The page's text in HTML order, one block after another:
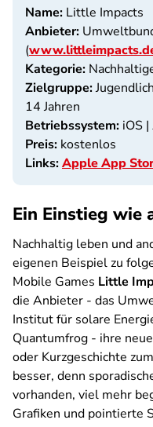
Name: Little Impacts
Anbieter:
(
Kategorie:
Zielgruppe:
14 Jahren
Betriebssystem: iOS
Preis: kostenlos
Links:Apple App
Ein Einstieg wie
Nachhaltig leben und
eigenen Beispiel zu
Mobile Games Little
die Anbieter - das
Institut für solare
Quantumfrog - ihre
oder Kurzgeschichte
besser, denn
vorhanden, viel mehr
Grafiken und pointierte